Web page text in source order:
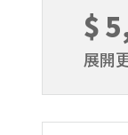
$
展開